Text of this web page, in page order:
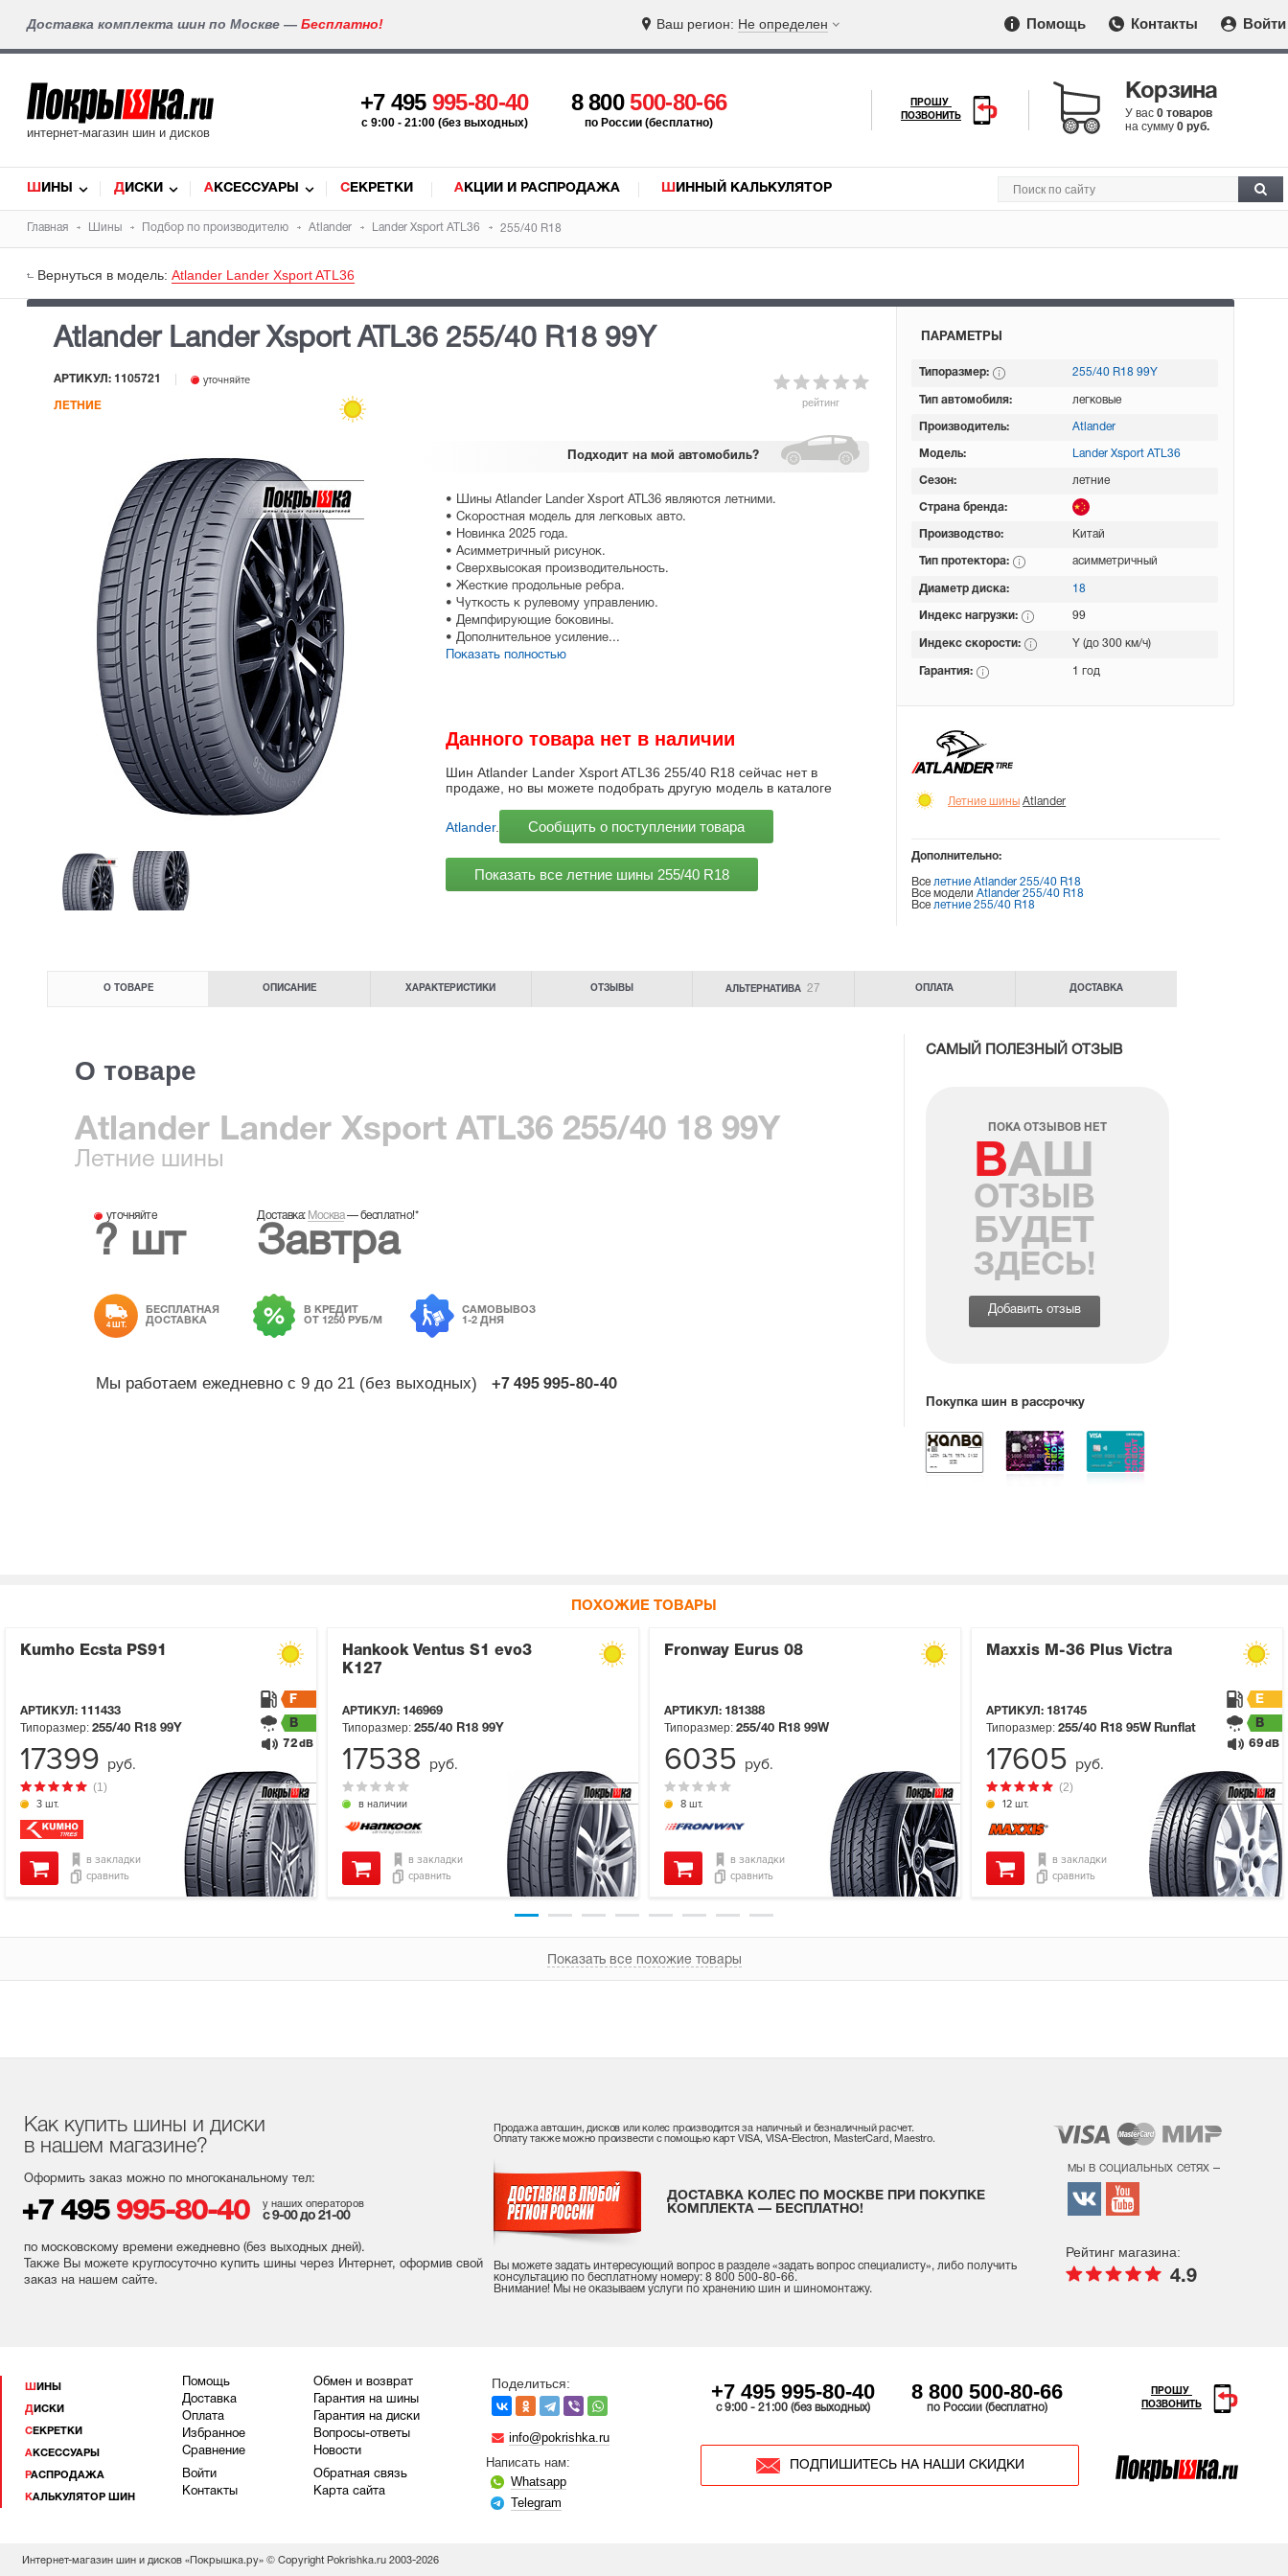
Доставка комплекта шин по Москве — Бесплатно! Ваш регион: Не определен Помощь Контакты Войти
интернет-магазин шин и дисков
+7 495 995-80-40
c 9:00 - 21:00 (без выходных)
8 800500-80-66
по России (бесплатно)
ПРОШУ
ПОЗВОНИТЬ
Корзина
У вас 0 товаров
на сумму 0 руб.
ШИНЫ ДИСКИ АКСЕССУАРЫ СЕКРЕТКИ АКЦИИ И РАСПРОДАЖА ШИННЫЙ КАЛЬКУЛЯТОР
Главная Шины Подбор по производителю Atlander Lander Xsport ATL36 255/40 R18
Вернуться в модель: Atlander Lander Xsport ATL36
Atlander Lander Xsport ATL36 255/40 R18 99Y
рейтинг
АРТИКУЛ: 1105721 уточняйте
ЛЕТНИЕ
Подходит на мой автомобиль?
• Шины Atlander Lander Xsport ATL36 являются летними.
• Скоростная модель для легковых авто.
• Новинка 2025 года.
• Асимметричный рисунок.
• Сверхвысокая производительность.
• Жесткие продольные ребра.
• Чуткость к рулевому управлению.
• Демпфирующие боковины.
• Дополнительное усиление...
Показать полностью
Данного товара нет в наличии
Шин Atlander Lander Xsport ATL36 255/40 R18 сейчас нет в
продаже, но вы можете подобрать другую модель в каталоге
Atlander. Сообщить о поступлении товара
Показать все летние шины 255/40 R18
ПАРАМЕТРЫ
Типоразмер: 255/40 R18 99Y
Тип автомобиля: легковые
Производитель: Atlander
Модель: Lander Xsport ATL36
Сезон: летние
Страна бренда:
Производство: Китай
Тип протектора: асимметричный
Диаметр диска: 18
Индекс нагрузки: 99
Индекс скорости: Y (до 300 км/ч)
Гарантия: 1 год
Летние шины Atlander
Дополнительно:
Все летние Atlander 255/40 R18
Все моделиAtlander 255/40 R18
Все летние 255/40 R18
О ТОВАРЕ ОПИСАНИЕ ХАРАКТЕРИСТИКИ ОТЗЫВЫ АЛЬТЕРНАТИВА 27 ОПЛАТА ДОСТАВКА
О товаре
Atlander Lander Xsport ATL36 255/40 18 99Y
Летние шины
уточняйте
? шт
Доставка: Москва—бесплатно!*
Завтра
4 ШТ.
БЕСПЛАТНАЯ
ДОСТАВКА
В КРЕДИТ
ОТ 1250 РУБ/М
САМОВЫВОЗ
1-2 ДНЯ
Мы работаем ежедневно с 9 до 21 (без выходных) +7 495 995-80-40
САМЫЙ ПОЛЕЗНЫЙ ОТЗЫВ
ПОКА ОТЗЫВОВ НЕТ
ВАШ
ОТЗЫВ
БУДЕТ
ЗДЕСЬ!
Добавить отзыв
Покупка шин в рассрочку
ПОХОЖИЕ ТОВАРЫ
Kumho Ecsta PS91
АРТИКУЛ: 111433
3 шт.
(1)
Типоразмер: 255/40 R18 99Y
F
B
72 dB
в закладки
сравнить
17399 руб.
Hankook Ventus S1 evo3
K127
АРТИКУЛ: 146969
в наличии
Типоразмер: 255/40 R18 99Y
в закладки
сравнить
17538 руб.
Fronway Eurus 08
АРТИКУЛ: 181388
8 шт.
Типоразмер: 255/40 R18 99W
в закладки
сравнить
6035 руб.
Maxxis M-36 Plus Victra
АРТИКУЛ: 181745
12 шт.
(2)
Типоразмер: 255/40 R18 95W Runflat
E
B
69 dB
в закладки
сравнить
17605 руб.
Показать все похожие товары
Как купить шины и диски
в нашем магазине?
Оформить заказ можно по многоканальному тел:
+7 495 995-80-40 у наших операторов
с 9-00 до 21-00
по московскому времени ежедневно (без выходных дней).
Также Вы можете круглосуточно купить шины через Интернет, оформив свой
заказ на нашем сайте.
Продажа автошин, дисков или колес производится за наличный и безналичный расчет.
Оплату также можно произвести с помощью карт VISA, VISA-Electron, MasterCard, Maestro.
ДОСТАВКА КОЛЕС ПО МОСКВЕ ПРИ ПОКУПКЕ
КОМПЛЕКТА — БЕСПЛАТНО!
Вы можете задать интересующий вопрос в разделе «задать вопрос специалисту», либо получить
консультацию по бесплатному номеру: 8 800 500-80-66.
Внимание! Мы не оказываем услуги по хранению шин и шиномонтажу.
мы в социальных сетях –
Рейтинг магазина:
4.9
ШИНЫ
ДИСКИ
СЕКРЕТКИ
АКСЕССУАРЫ
РАСПРОДАЖА
КАЛЬКУЛЯТОР ШИН
Помощь
Доставка
Оплата
Избранное
Сравнение
Войти
Контакты
Обмен и возврат
Гарантия на шины
Гарантия на диски
Вопросы-ответы
Новости
Обратная связь
Карта сайта
Поделиться:
info@pokrishka.ru
Написать нам:
Whatsapp
Telegram
+7 495 995-80-40
c 9:00 - 21:00 (без выходных)
8 800 500-80-66
по России (бесплатно)
ПОДПИШИТЕСЬ НА НАШИ СКИДКИ
ПРОШУ
ПОЗВОНИТЬ
Интернет-магазин шин и дисков «Покрышка.ру» © Copyright Pokrishka.ru 2003-2026